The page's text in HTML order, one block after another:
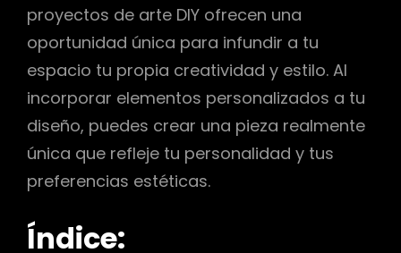
proyectos de arte DIY ofrecen una
oportunidad única para infundir a tu
espacio tu propia creatividad y estilo. Al
incorporar elementos personalizados a tu
diseño, puedes crear una pieza realmente
única que refleje tu personalidad y tus
preferencias estéticas.
Índice: